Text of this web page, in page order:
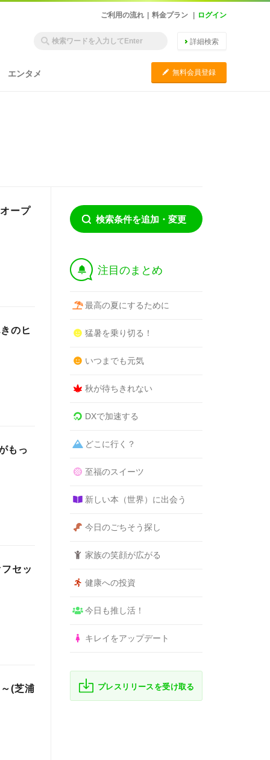
ご利用の流れ 料金プラン ログイン
詳細検索
エンタメ C 無料会員登録
ープ
のヒ
もっ
セッ
(芝浦
検索条件を追加・変更
† 注目のまとめ
最高の夏にするために
猛暑を乗り切る！
いつまでも元気
秋が待ちきれない
DXで加速する
どこに行く？
至福のスイーツ
新しい本（世界）に出会う
今日のごちそう探し
家族の笑顔が広がる
健康への投資
今日も推し活！
キレイをアップデート
プレスリリースを受け取る